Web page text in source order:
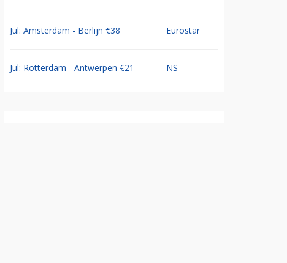
Jul: Amsterdam - Berlijn €38 Eurostar
Jul: Rotterdam - Antwerpen €21 NS